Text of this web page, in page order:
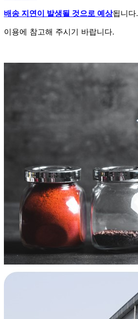
배송 지연이 발생될 것으로 예상됩니다.
이용에 참고해 주시기 바랍니다.